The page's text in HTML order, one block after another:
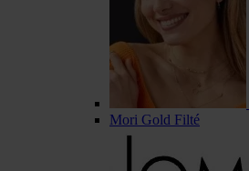
Mori Gold Filté